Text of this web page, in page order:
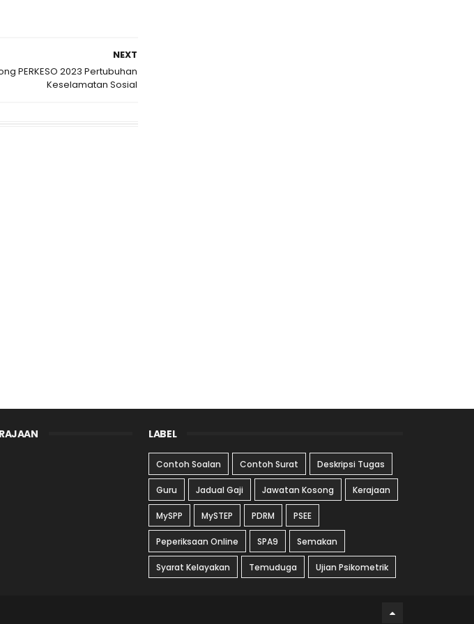
NEXT
PERKESO 2023 Pertubuhan
Keselamatan Sosial
LABEL
Contoh Soalan Contoh Surat Deskripsi Tugas
Guru Jadual Gaji Jawatan Kosong Kerajaan
MySPP MySTEP PDRM PSEE
Peperiksaan Online SPA9 Semakan
Syarat Kelayakan Temuduga Ujian Psikometrik